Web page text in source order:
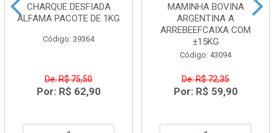
CHARQUE DESFIADA
ALFAMA PACOTE DE 1KG
Código: 39364
De: R$ 75,50
Por: R$ 62,90
MAMINHA BOVINA
ARGENTINA A
ARREBEEFCAIXA COM
±15KG
Código: 43094
De: R$ 72,35
Por: R$ 59,90